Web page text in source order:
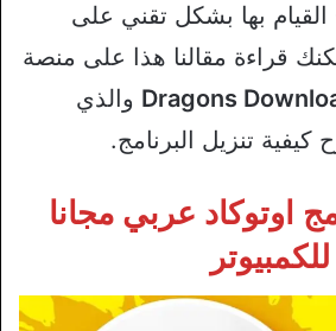
القيام بها بشكل تقني على
قراءة مقالنا هذا على منصة
والذي
تنزيل البرنامج.
اوتوكاد عربي مجانا
للكمبيوتر